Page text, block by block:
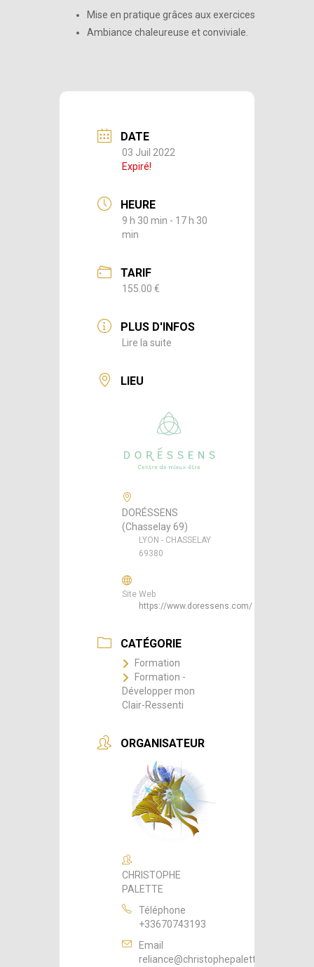
Mise en pratique grâces aux exercices
Ambiance chaleureuse et conviviale.
DATE
03 Juil 2022
Expiré!
HEURE
9 h 30 min - 17 h 30
min
TARIF
155.00 €
PLUS D'INFOS
Lire la suite
LIEU
DORÉSSENS
(Chasselay 69)
LYON - CHASSELAY
69380
Site Web
https://www.doressens.com/
CATÉGORIE
Formation
Formation -
Développer mon
Clair-Ressenti
ORGANISATEUR
CHRISTOPHE
PALETTE
Téléphone
+33670743193
Email
reliance@christophepalette.fr